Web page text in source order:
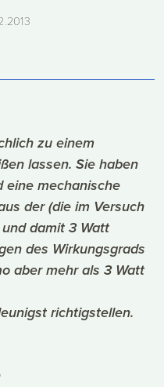
zu einem
lassen. Sie haben
eine mechanische
der (die im Versuch
damit 3 Watt
des Wirkungsgrads
aber mehr als 3 Watt
richtigstellen.